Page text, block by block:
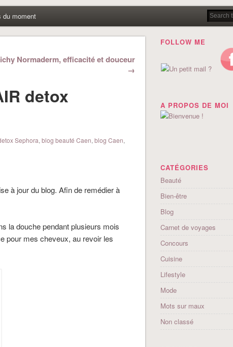
du moment
Normaderm, efficacité et douceur
→
detox
Sephora, blog beauté Caen, blog Caen,
à jour du blog. Afin de remédier à
la douche pendant plusieurs mois
pour mes cheveux, au revoir les
FOLLOW ME
A PROPOS DE MOI
CATÉGORIES
Beauté
Bien-être
Blog
Carnet de voyages
Concours
Cuisine
Lifestyle
Mode
Mots sur maux
Non classé